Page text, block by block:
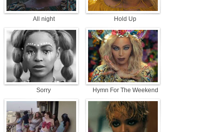
All night Hold Up
Sorry Hymn For The Weekend